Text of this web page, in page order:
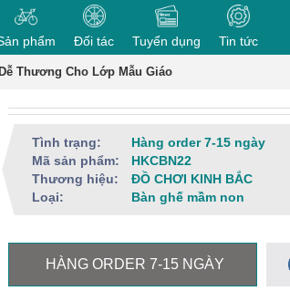
phẩm Đối tác Tuyển dụng Tin tức
Thương Cho Lớp Mẫu Giáo
Tình trạng:
Hàng order 7-15 ngày
Mã sản phẩm:
HKCBN22
Thương hiệu:
ĐỒ CHƠI KINH BẮC
Loại:
Bàn ghế mầm non
HÀNG ORDER 7-15 NGÀY